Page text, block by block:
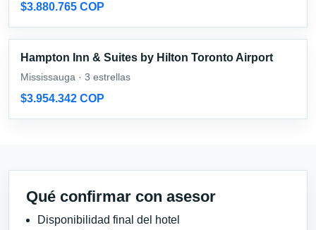
$3.880.765 COP
Hampton Inn & Suites by Hilton Toronto Airport
Mississauga · 3 estrellas
$3.954.342 COP
Qué confirmar con asesor
Disponibilidad final del hotel